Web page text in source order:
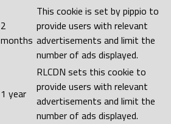
2
months
This cookie is set by pippio to
provide users with relevant
advertisements and limit the
number of ads displayed.
1 year
RLCDN sets this cookie to
provide users with relevant
advertisements and limit the
number of ads displayed.